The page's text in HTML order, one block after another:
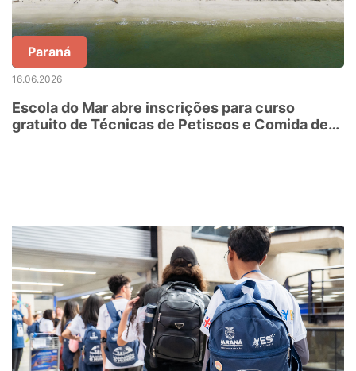
Paraná
16.06.2026
Escola do Mar abre inscrições para curso
gratuito de Técnicas de Petiscos e Comida de